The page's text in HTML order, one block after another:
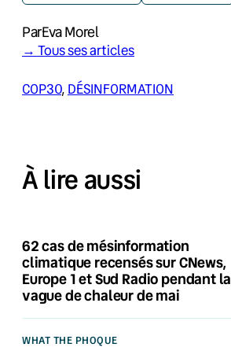
ParEva Morel
→ Tous ses articles
COP30, DÉSINFORMATION
À lire aussi
62 cas de mésinformation
climatique recensés sur CNews,
Europe 1 et Sud Radio pendant la
vague de chaleur de mai
WHAT THE PHOQUE